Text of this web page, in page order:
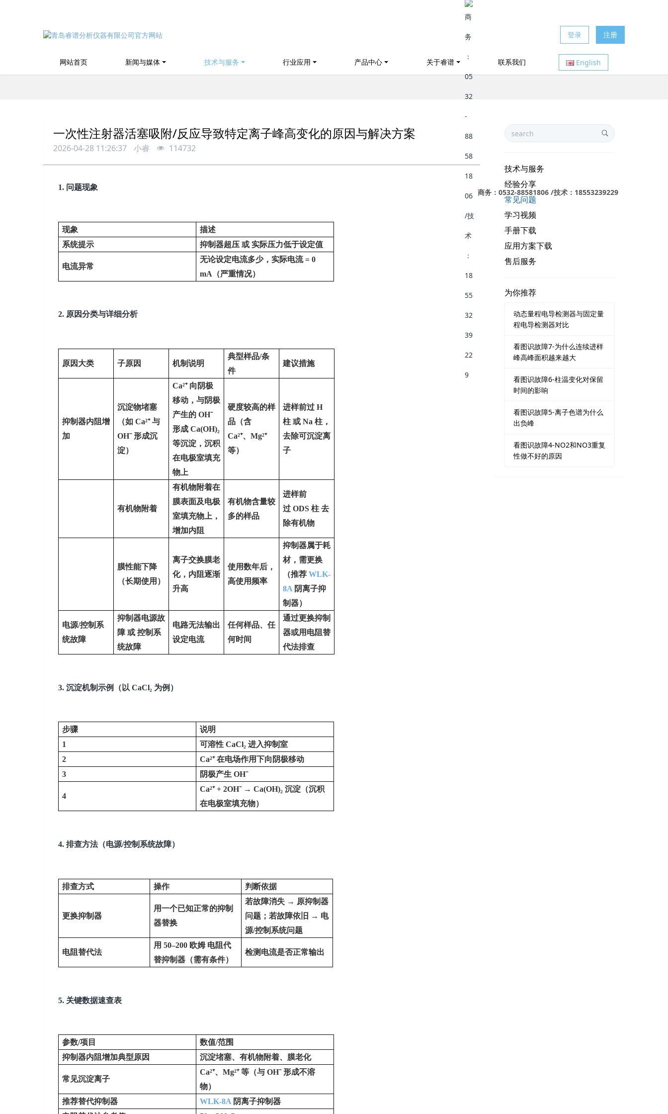
商务：0532-88581806 /技术：18553239229
登录 注册
网站首页 新闻与媒体 技术与服务 行业应用 产品中心 关于睿谱 联系我们 English
一次性注射器活塞吸附/反应导致特定离子峰高变化的原因与解决方案
2026-04-28 11:26:37 小睿 114732
1. 问题现象
现象
描述
系统提示
抑制器超压 或 实际压力低于设定值
电流异常
无论设定电流多少，实际电流= 0
mA （严重情况）
2. 原因分类与详细分析
原因大类 子原因 机制说明
典型样品/条
件
建议措施
抑制器内阻增
加
沉淀物堵塞
（如 Ca²⁺与
OH⁻形成沉
淀）
Ca²⁺ 向阴极
移动，与阴极
产生的 OH⁻
形成 Ca(OH)₂
等沉淀，沉积
在电极室填充
物上
硬度较高的样
品（含
Ca²⁺、 Mg²⁺
等）
进样前过 H
柱 或 Na 柱，
去除可沉淀离
子
有机物附着
有机物附着在
膜表面及电极
室填充物上，
增加内阻
有机物含量较
多的样品
进样前
过 ODS 柱 去
除有机物
膜性能下降
（长期使用）
离子交换膜老
化，内阻逐渐
升高
使用数年后，
高使用频率
抑制器属于耗
材，需更换
（推荐 WLK-
8A 阴离子抑
制器）
电源/控制系
统故障
抑制器电源故
障 或 控制系
统故障
电路无法输出
设定电流
任何样品、任
何时间
通过更换抑制
器或用电阻替
代法排查
3. 沉淀机制示例（以 CaCl₂ 为例）
步骤
说明
1
可溶性 CaCl₂ 进入抑制室
2
Ca²⁺在电场作用下向阴极移动
3
阴极产生 OH⁻
4
Ca²⁺ + 2OH⁻ → Ca(OH)₂ 沉淀（沉积
在电极室填充物）
4. 排查方法（电源/控制系统故障）
排查方式 操作 判断依据
更换抑制器
用一个已知正常的抑制
器替换
若故障消失 → 原抑制器
问题；若故障依旧 → 电
源/控制系统问题
电阻替代法
用 50–200 欧姆 电阻代
替抑制器（需有条件）
检测电流是否正常输出
5. 关键数据速查表
参数/项目 数值/范围
抑制器内阻增加典型原因
沉淀堵塞、有机物附着、膜老化
常见沉淀离子
Ca²⁺、 Mg²⁺等（与 OH⁻形成不溶
物）
推荐替代抑制器
WLK-8A 阴离子抑制器
技术与服务
经验分享
常见问题
学习视频
手册下载
应用方案下载
售后服务
为你推荐
动态量程电导检测器与固定量
程电导检测器对比
看图识故障7-为什么连续进样
峰高峰面积越来越大
看图识故障6-柱温变化对保留
时间的影响
看图识故障5-离子色谱为什么
出负峰
看图识故障4-NO2和NO3重复
性做不好的原因